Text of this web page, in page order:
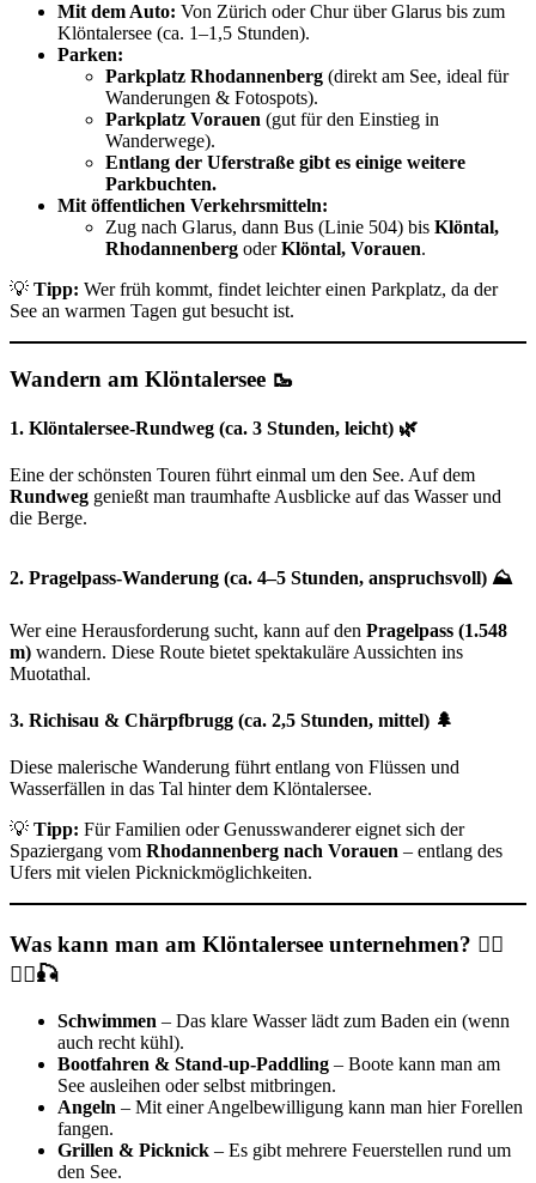
Mit dem Auto: Von Zürich oder Chur über Glarus bis zum
Klöntalersee (ca. 1–1,5 Stunden).
Parken:
Parkplatz Rhodannenberg (direkt am See, ideal für
Wanderungen & Fotospots).
Parkplatz Vorauen (gut für den Einstieg in
Wanderwege).
Entlang der Uferstraße gibt es einige weitere
Parkbuchten.
Mit öffentlichen Verkehrsmitteln:
Zug nach Glarus, dann Bus (Linie 504) bis Klöntal,
Rhodannenberg oderKlöntal, Vorauen.
💡 Tipp: Wer früh kommt, findet leichter einen Parkplatz, da der
See an warmen Tagen gut besucht ist.
Wandern am Klöntalersee 🥾
1. Klöntalersee-Rundweg (ca. 3 Stunden, leicht) 🌿
Eine der schönsten Touren führt einmal um den See. Auf dem
Rundweg genießt man traumhafte Ausblicke auf das Wasser und
die Berge.
2. Pragelpass-Wanderung (ca. 4–5 Stunden, anspruchsvoll) ⛰️
Wer eine Herausforderung sucht, kann auf den Pragelpass (1.548
m) wandern. Diese Route bietet spektakuläre Aussichten ins
Muotathal.
3. Richisau & Chärpfbrugg (ca. 2,5 Stunden, mittel) 🌲
Diese malerische Wanderung führt entlang von Flüssen und
Wasserfällen in das Tal hinter dem Klöntalersee.
💡 Tipp: Für Familien oder Genusswanderer eignet sich der
Spaziergang vom Rhodannenberg nach Vorauen – entlang des
Ufers mit vielen Picknickmöglichkeiten.
Was kann man am Klöntalersee unternehmen? 🚣‍♂️
🏊‍♂️🎣
Schwimmen – Das klare Wasser lädt zum Baden ein (wenn
auch recht kühl).
Bootfahren & Stand-up-Paddling – Boote kann man am
See ausleihen oder selbst mitbringen.
Angeln – Mit einer Angelbewilligung kann man hier Forellen
fangen.
Grillen & Picknick – Es gibt mehrere Feuerstellen rund um
den See.